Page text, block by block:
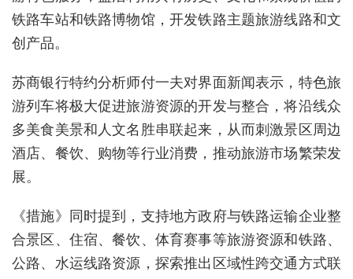
铁路车站和铁路博物馆，开发铁路主题旅游线路和文
创产品。
苏商银行特约分析师付一夫对界面新闻表示，特色旅
游列车将极大促进旅游资源的开发与整合，将沿线众
多美食美景和人文名胜串联起来，从而刺激景区周边
酒店、餐饮、购物等行业消费，推动旅游市场繁荣发
展。
《措施》同时提到，支持地方政府与铁路运输企业整
合景区、住宿、餐饮、体育赛事等旅游资源和铁路、
公路、水运线路资源，探索推出区域性跨交通方式联